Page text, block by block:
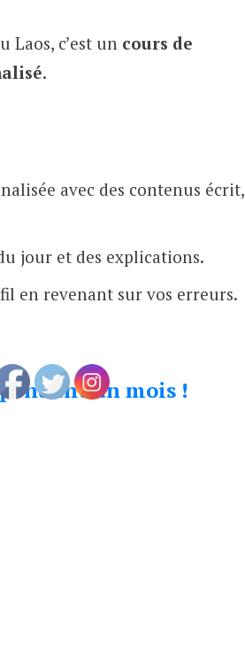
Laos, c’est un cours de
.
avec des contenus écrit,
jour et des explications.
en revenant sur vos erreurs.
un mois !